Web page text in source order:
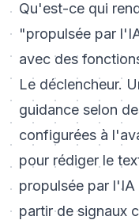
Qu'est-ce qui
"propulsée par
avec des
Le déclencheur.
guidance selon
configurées à
pour rédiger le
propulsée par
partir de signaux